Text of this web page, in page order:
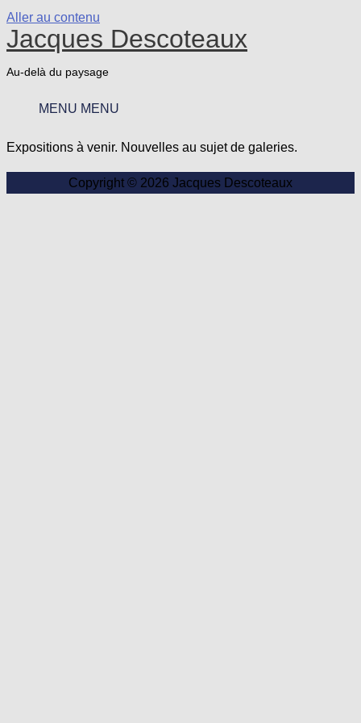
Aller au contenu
Jacques Descoteaux
Au-delà du paysage
MENU MENU
Expositions à venir. Nouvelles au sujet de galeries.
Copyright © 2026 Jacques Descoteaux